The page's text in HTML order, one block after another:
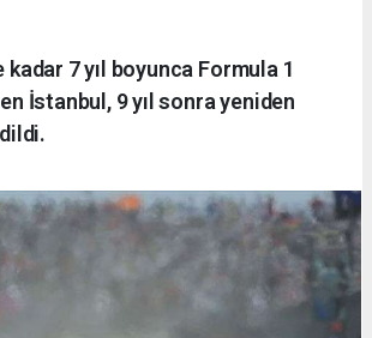
kadar 7 yıl boyunca Formula 1
İstanbul, 9 yıl sonra yeniden